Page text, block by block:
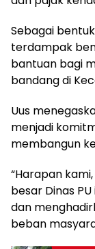
Sebagai
terdampak
bantuan bagi
bandang di
Uus
menjadi
membangun
“Harapan
besar Dinas
dan
beban